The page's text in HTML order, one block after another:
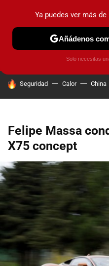
PRUEBAS COCHES
HOY SE HABLA DE
Seguridad Calor China
Felipe Massa
X75 concept
Ya puedes ver más
Añádenos
Solo necesitas